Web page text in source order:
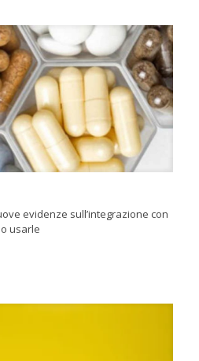
evidenze sull’integrazione con
usarle